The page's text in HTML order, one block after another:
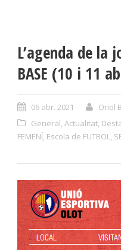
L’agenda de la
BASE (10 i 11
06 abr. 2021
Oriol
General, Actualitat,
FEMENÍ, Escola de FUTBOL,